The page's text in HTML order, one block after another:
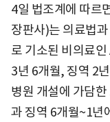
4일 법조계에 따르
장판사)는 의료법
로 기소된 비의료
3년 6개월, 징역 2
병원 개설에 가담
과 징역 6개월~1년